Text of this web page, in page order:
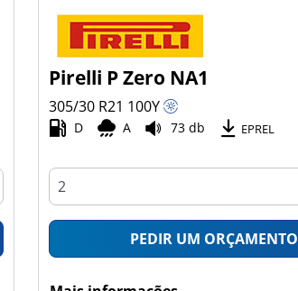
Pirelli P Zero NA1
305/30 R21 100Y
D A 73 db EPREL
PEDIR UM ORÇAMENTO